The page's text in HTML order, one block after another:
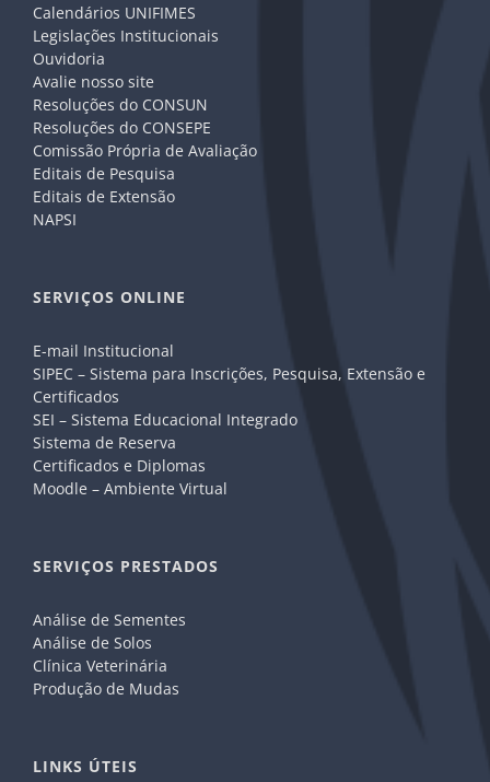
Calendários UNIFIMES
Legislações Institucionais
Ouvidoria
Avalie nosso site
Resoluções do CONSUN
Resoluções do CONSEPE
Comissão Própria de Avaliação
Editais de Pesquisa
Editais de Extensão
NAPSI
SERVIÇOS ONLINE
E-mail Institucional
SIPEC – Sistema para Inscrições, Pesquisa, Extensão e
Certificados
SEI – Sistema Educacional Integrado
Sistema de Reserva
Certificados e Diplomas
Moodle – Ambiente Virtual
SERVIÇOS PRESTADOS
Análise de Sementes
Análise de Solos
Clínica Veterinária
Produção de Mudas
LINKS ÚTEIS